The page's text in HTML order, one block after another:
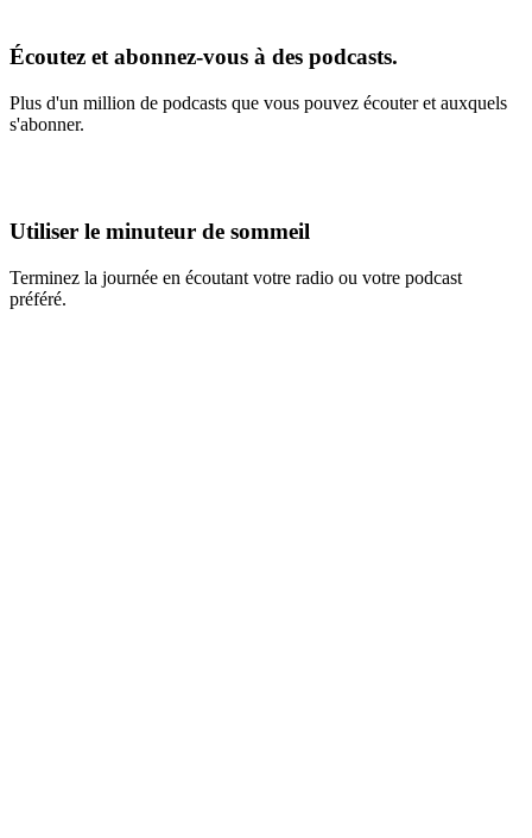
Écoutez et abonnez-vous à des podcasts.
Plus d'un million de podcasts que vous pouvez écouter et auxquels
s'abonner.
Utiliser le minuteur de sommeil
Terminez la journée en écoutant votre radio ou votre podcast
préféré.